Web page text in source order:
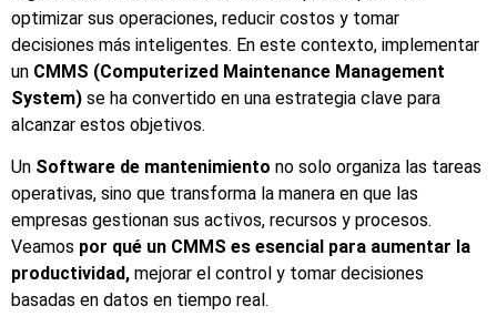
optimizar sus operaciones, reducir costos y tomar
decisiones más inteligentes. En este contexto, implementar
un CMMS (Computerized Maintenance Management
System) se ha convertido en una estrategia clave para
alcanzar estos objetivos.
Un Software de mantenimiento no solo organiza las tareas
operativas, sino que transforma la manera en que las
empresas gestionan sus activos, recursos y procesos.
Veamos por qué un CMMS es esencial para aumentar la
productividad, mejorar el control y tomar decisiones
basadas en datos en tiempo real.